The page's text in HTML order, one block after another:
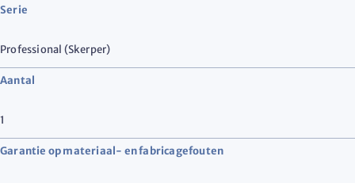
Serie
Professional (Skerper)
Aantal
1
Garantie op materiaal- en fabricagefouten